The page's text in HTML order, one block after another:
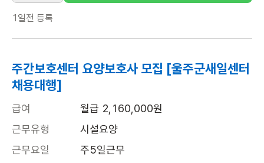
1일전 등록
주간보호센터 요양보호사 모집 [울주군새일센터
채용대행]
급여
월급 2,160,000원
근무유형
시설요양
근무요일
주5일근무